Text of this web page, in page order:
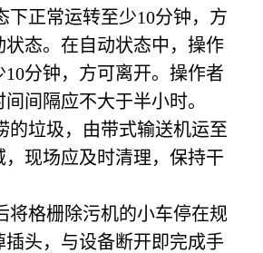
下正常运转至少10分钟，方
状态。在自动状态中，操作
分钟，方可离开。操作者
间隔应不大于半小时。
的垃圾，由带式输送机运至
，现场应及时清理，保持干
将格栅除污机的小车停在规
插头，与设备断开即完成手